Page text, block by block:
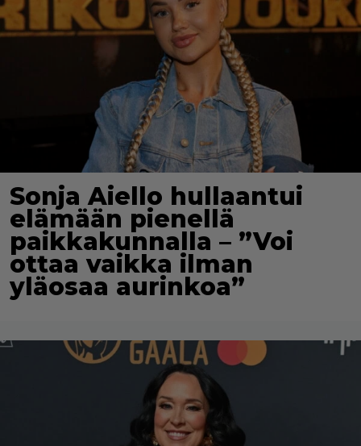
Sonja Aiello hullaantui
elämään pienellä
paikkakunnalla – ”Voi
ottaa vaikka ilman
yläosaa aurinkoa”